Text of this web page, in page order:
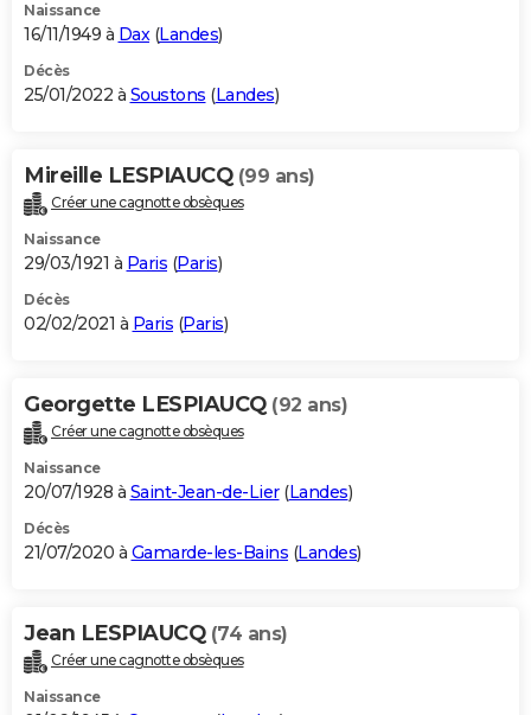
Naissance
16/11/1949 à Dax(Landes)
Décès
25/01/2022 à Soustons (Landes)
Mireille LESPIAUCQ (99 ans)
Créer une cagnotte obsèques
Naissance
29/03/1921 à Paris (Paris)
Décès
02/02/2021 à Paris (Paris)
Georgette LESPIAUCQ (92 ans)
Créer une cagnotte obsèques
Naissance
20/07/1928 à Saint-Jean-de-Lier(Landes)
Décès
21/07/2020 à Gamarde-les-Bains (Landes)
Jean LESPIAUCQ (74 ans)
Créer une cagnotte obsèques
Naissance